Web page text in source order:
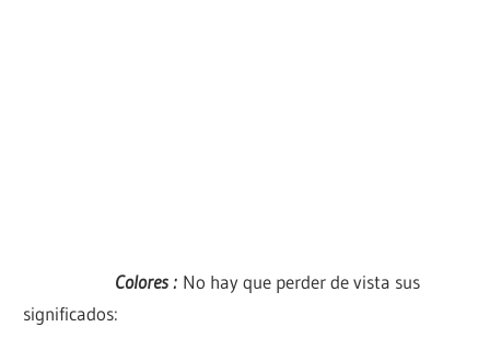
Colores : No hay que perder de vista sus
significados: